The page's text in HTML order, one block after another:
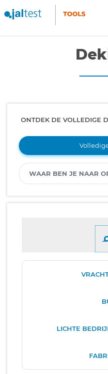
ONTDEK DE VOLLEDIGE
LICHTE